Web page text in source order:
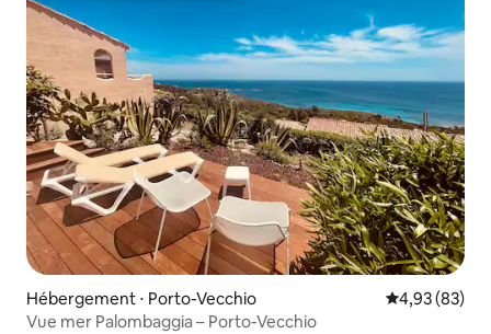
Hébergement ⋅ Porto-Vecchio Évaluation
4,93 (83)
Vue mer Palombaggia – Porto-Vecchio